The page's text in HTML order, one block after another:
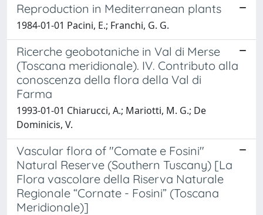
Reproduction in Mediterranean plants
1984-01-01 Pacini, E.; Franchi, G. G.
Ricerche geobotaniche in Val di Merse
(Toscana meridionale). IV. Contributo alla
conoscenza della flora della Val di
Farma
1993-01-01 Chiarucci, A.; Mariotti, M. G.; De
Dominicis, V.
Vascular flora of "Comate e Fosini"
Natural Reserve (Southern Tuscany) [La
Flora vascolare della Riserva Naturale
Regionale “Cornate - Fosini” (Toscana
Meridionale)]